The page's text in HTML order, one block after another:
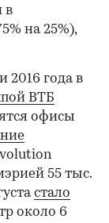
в
на 25%),
года в
ВТБ
офисы
55 тыс.
стало
около 6